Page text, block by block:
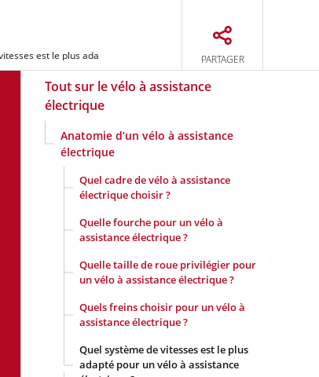
PARTAGER
Tout sur le vélo à assistance
électrique
Anatomie d’un vélo à assistance
électrique
Quel cadre de vélo à assistance
électrique choisir ?
Quelle fourche pour un vélo à
assistance électrique ?
Quelle taille de roue privilégier pour
un vélo à assistance électrique ?
Quels freins choisir pour un vélo à
assistance électrique ?
Quel système de vitesses est le plus
adapté pour un vélo à assistance